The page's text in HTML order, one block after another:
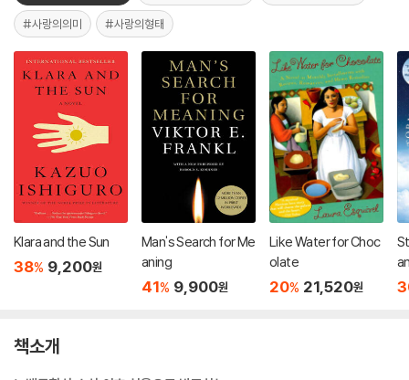
#사랑의의미 #사랑의형태
Klara and the Sun
38% 9,200원
Man's Search for Me
aning
41% 9,900원
Like Water for Choc
olate
20% 21,520원
책소개